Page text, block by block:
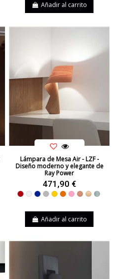
Añadir al carrito
Lámpara de Mesa Air - LZF -
Diseño moderno y elegante de
Ray Power
471,90 €
RojoBlanco
AzulGrisAmarillo
Naranja
RosaCerezo
HayaAzul
Añadir al carrito